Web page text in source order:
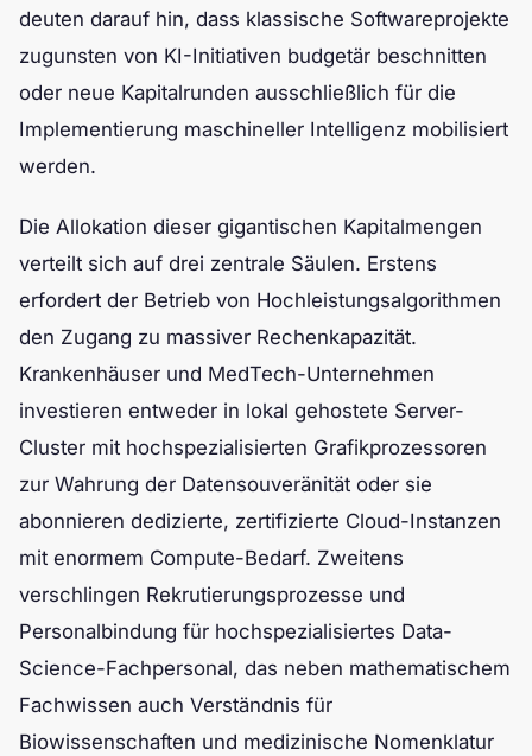
deuten darauf hin, dass klassische Softwareprojekte
zugunsten von KI-Initiativen budgetär beschnitten
oder neue Kapitalrunden ausschließlich für die
Implementierung maschineller Intelligenz mobilisiert
werden.
Die Allokation dieser gigantischen Kapitalmengen
verteilt sich auf drei zentrale Säulen. Erstens
erfordert der Betrieb von Hochleistungsalgorithmen
den Zugang zu massiver Rechenkapazität.
Krankenhäuser und MedTech-Unternehmen
investieren entweder in lokal gehostete Server-
Cluster mit hochspezialisierten Grafikprozessoren
zur Wahrung der Datensouveränität oder sie
abonnieren dedizierte, zertifizierte Cloud-Instanzen
mit enormem Compute-Bedarf. Zweitens
verschlingen Rekrutierungsprozesse und
Personalbindung für hochspezialisiertes Data-
Science-Fachpersonal, das neben mathematischem
Fachwissen auch Verständnis für
Biowissenschaften und medizinische Nomenklatur